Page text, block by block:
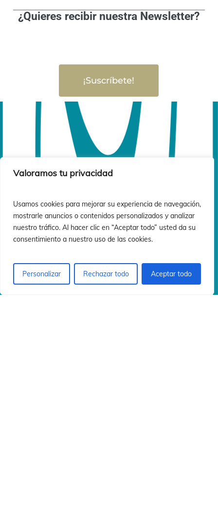
Valoramos tu privacidad
Usamos cookies para mejorar su experiencia de navegación,
mostrarle anuncios o contenidos personalizados y analizar
nuestro tráfico. Al hacer clic en “Aceptar todo” usted da su
consentimiento a nuestro uso de las cookies.
Personalizar Rechazar todo Aceptar todo
¿Quieres recibir nuestra Newsletter?
¡Suscríbete!